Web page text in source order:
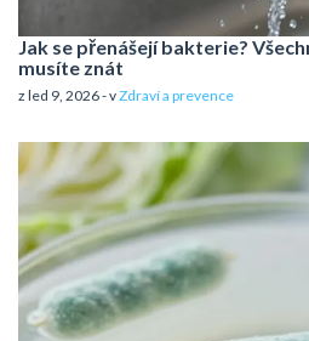
Jak se přenášejí bakterie?
musíte znát
z led 9, 2026 - vZdraví a prevence